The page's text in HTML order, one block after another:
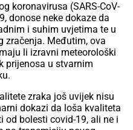
koronavirusa (SARS-CoV-
donose neke dokaze da
i suhim uvjetima te u
zračenja. Međutim, ova
li izravni meteorološki
prijenosa u stvarnim
zraka još uvijek nisu
dokazi da loša kvaliteta
od bolesti covid-19, ali ne i